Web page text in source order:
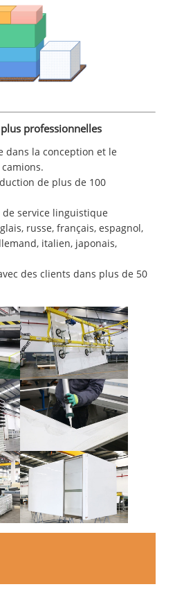
professionnelles
dans la conception et le
de plus de 100
de service linguistique
russe, français, espagnol,
italien, japonais,
des clients dans plus de 50